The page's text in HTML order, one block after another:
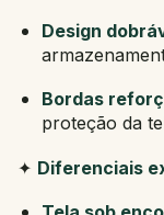
Design
Bordas
proteção da
✦ Diferenciais